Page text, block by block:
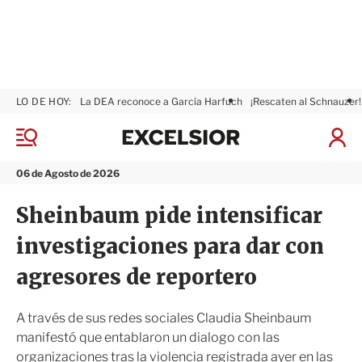
M
n
06 de Agosto de 2026
LO DE HOY: La DEA reconoce a García Harfuch ¡Rescaten al Schnauzer!
I
x
i
r
Sheinbaum pide intensificar
investigaciones para dar con
agresores de reportero
A través de sus redes sociales Claudia Sheinbaum
manifestó que entablaron un dialogo con las
organizaciones tras la violencia registrada ayer en las